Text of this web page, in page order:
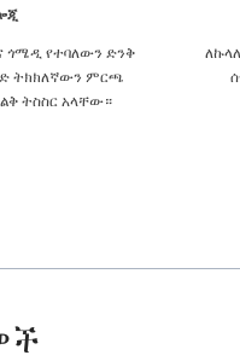
ጎሜዲ የተባለውን ድንቅ
ትክክለኛውን ምርጫ
ትስስር አላቸው።